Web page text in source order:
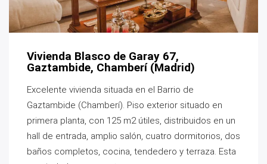
Vivienda Blasco de Garay 67,
Gaztambide, Chamberí (Madrid)
Excelente vivienda situada en el Barrio de
Gaztambide (Chamberí). Piso exterior situado en
primera planta, con 125 m2 útiles, distribuidos en un
hall de entrada, amplio salón, cuatro dormitorios, dos
baños completos, cocina, tendedero y terraza. Esta